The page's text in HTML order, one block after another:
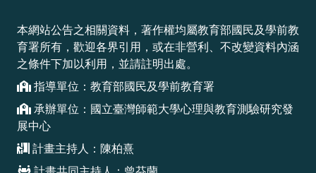
本網站公告之相關資料，著作權均屬教育部國民及學前教
育署所有，歡迎各界引用，或在非營利、不改變資料內涵
之條件下加以利用，並請註明出處。
指導單位：教育部國民及學前教育署
承辦單位：國立臺灣師範大學心理與教育測驗研究發
展中心
計畫主持人：陳柏熹